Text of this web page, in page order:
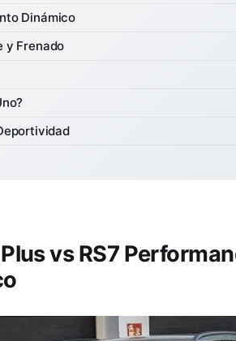
Dinámico
y Frenado
vs RS7